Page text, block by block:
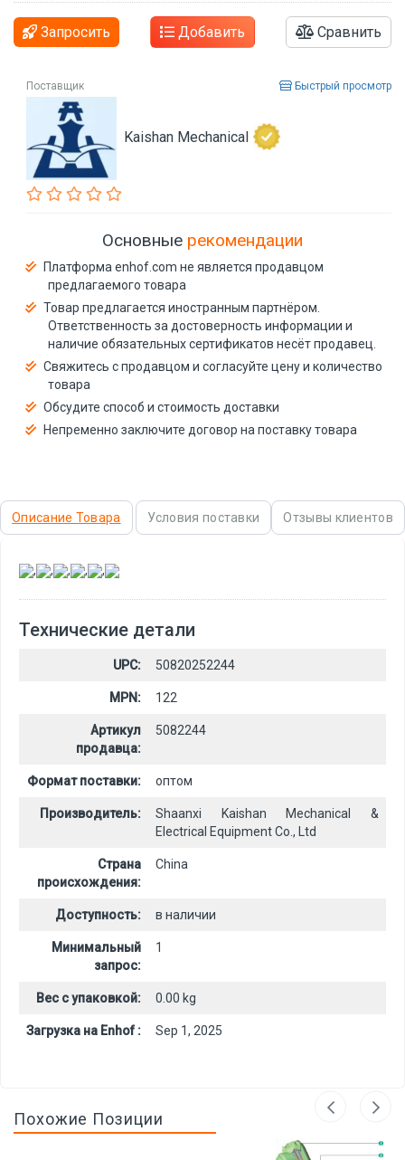
Запросить Добавить Сравнить
Поставщик Быстрый просмотр
Kaishan Mechanical
Основные рекомендации
Платформа enhof.com не является продавцом
предлагаемого товара
Товар предлагается иностранным партнёром.
Ответственность за достоверность информации и
наличие обязательных сертификатов несёт продавец.
Свяжитесь с продавцом и согласуйте цену и количество
товара
Обсудите способ и стоимость доставки
Непременно заключите договор на поставку товара
Описание Товара Условия поставки Отзывы клиентов
, , , , ,
Технические детали
UPC: 50820252244
MPN: 122
Артикул
продавца:
5082244
Формат поставки: оптом
Производитель:
Shaanxi Kaishan Mechanical &
Electrical Equipment Co., Ltd
Страна
происхождения:
China
Доступность: в наличии
Минимальный
запрос:
1
Вес с упаковкой: 0.00 kg
Загрузка на Enhof : Sep 1, 2025
Похожие Позиции